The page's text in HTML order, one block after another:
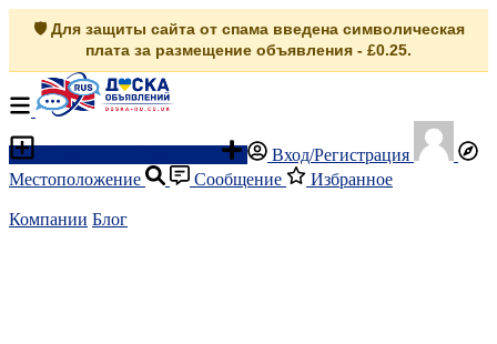
🛡️ Для защиты сайта от спама введена символическая
плата за размещение объявления - £0.25.
Вход/Регистрация
Местоположение
Сообщение Избранное
Компании Блог